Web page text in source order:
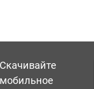
Скачивайте
мобильное